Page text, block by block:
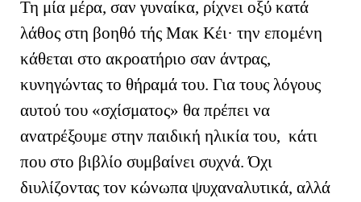
Τη μία μέρα, σαν γυναίκα, ρίχνει οξύ κατά
λάθος στη βοηθό τής Μακ Κέι· την επομένη
κάθεται στο ακροατήριο σαν άντρας,
κυνηγώντας το θήραμά του. Για τους λόγους
αυτού του «σχίσματος» θα πρέπει να
ανατρέξουμε στην παιδική ηλικία του, κάτι
που στο βιβλίο συμβαίνει συχνά. Όχι
διυλίζοντας τον κώνωπα ψυχαναλυτικά, αλλά